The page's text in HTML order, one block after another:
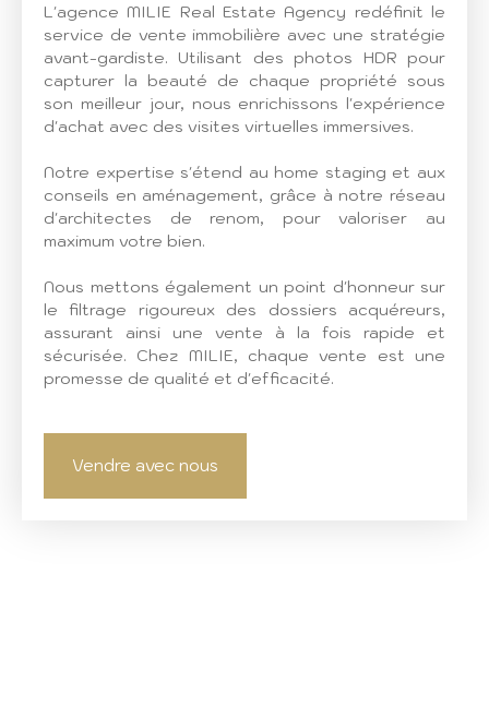
L'agence MILIE Real Estate Agency redéfinit le
service de vente immobilière avec une stratégie
avant-gardiste. Utilisant des photos HDR pour
capturer la beauté de chaque propriété sous
son meilleur jour, nous enrichissons l'expérience
d'achat avec des visites virtuelles immersives.
Notre expertise s'étend au home staging et aux
conseils en aménagement, grâce à notre réseau
d'architectes de renom, pour valoriser au
maximum votre bien.
Nous mettons également un point d'honneur sur
le filtrage rigoureux des dossiers acquéreurs,
assurant ainsi une vente à la fois rapide et
sécurisée. Chez MILIE, chaque vente est une
promesse de qualité et d'efficacité.
Vendre avec nous